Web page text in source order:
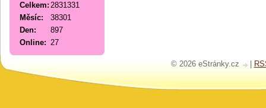
Online: 27
Celkem: 2831331
Měsíc:
38301
Den:
897
© 2026 eStránky.cz